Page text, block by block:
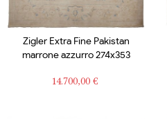
Zigler Extra Fine Pakistan
marrone azzurro 274x353
14.700,00 €